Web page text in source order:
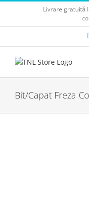
Skip
content
Livrare gratuită
Bit/Capat Freza